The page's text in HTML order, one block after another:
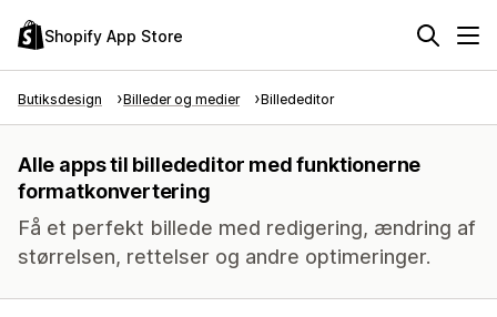
Shopify App Store
Butiksdesign Billeder og medier Billededitor
Alle apps til billededitor med funktionerne
formatkonvertering
Få et perfekt billede med redigering, ændring af
størrelsen, rettelser og andre optimeringer.